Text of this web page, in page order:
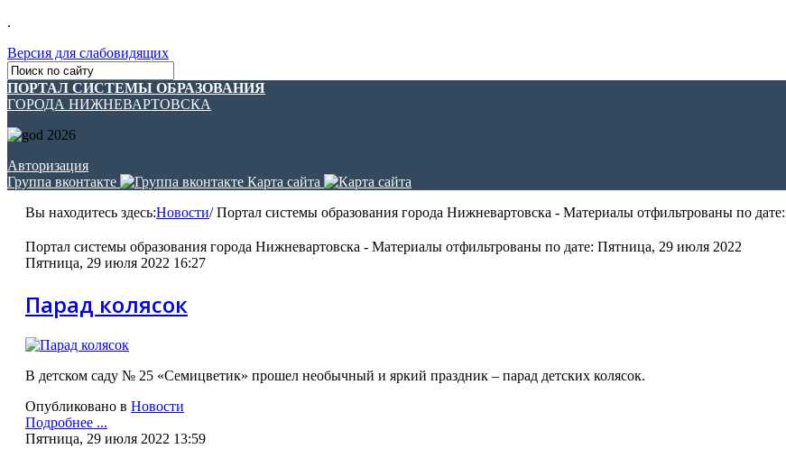
.
Версия для слабовидящих
ПОРТАЛ СИСТЕМЫ ОБРАЗОВАНИЯ
ГОРОДА НИЖНЕВАРТОВСКА
Авторизация
Группа вконтакте
Карта сайта
Вы находитесь здесь:Новости/Портал системы образования города Нижневартовска - Материалы отфильтрованы по
Портал системы образования города Нижневартовска - Материалы отфильтрованы по дате: Пятница, 29 июля 2022
Пятница, 29 июля 2022 16:27
Парад колясок
В детском саду № 25 «Семицветик» прошел необычный и яркий праздник – парад детских колясок.
Опубликовано в Новости
Подробнее ...
Пятница, 29 июля 2022 13:59